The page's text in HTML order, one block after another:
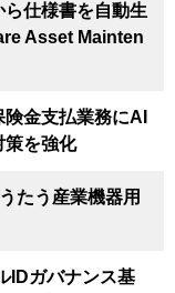
仕様書を自動生
Asset Mainten
金支払業務にAI
策を強化
たう産業機器用
IDガバナンス基